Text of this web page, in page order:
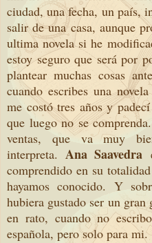
ciudad, una fecha, un país,
salir de una casa, aunque
ultima novela si he
estoy seguro que será por
plantear muchas cosas
cuando escribes una
me costó tres años y
que luego no se
ventas, que va muy
interpreta.Ana Saavedra
comprendido en su
hayamos conocido. Y
hubiera gustado ser un
en rato, cuando no
española, pero solo para mi.